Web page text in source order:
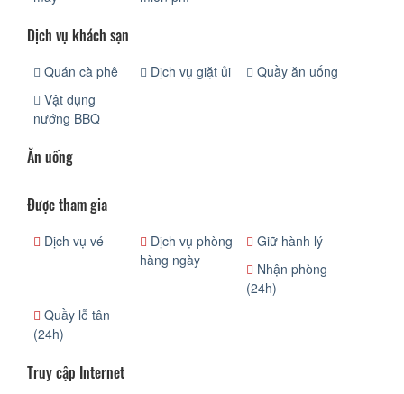
Dịch vụ khách sạn
Quán cà phê Dịch vụ giặt ủi
Quầy ăn uống
Vật dụng
nướng BBQ
Ăn uống
Được tham gia
Dịch vụ vé
Dịch vụ phòng
hàng ngày
Giữ hành lý
Nhận phòng
(24h)
Quầy lễ tân
(24h)
Truy cập Internet